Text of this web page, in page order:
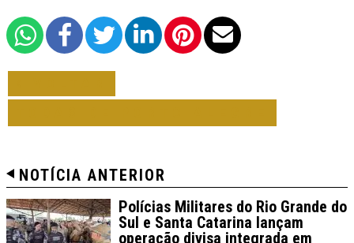
NOTÍCIA ANTERIOR
Polícias Militares do Rio Grande do
Sul e Santa Catarina lançam
operação divisa integrada em